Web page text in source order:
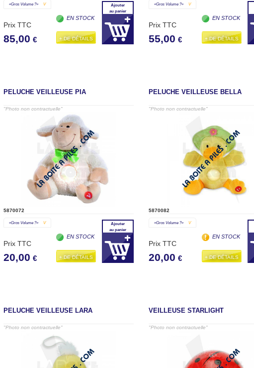
«gros Volume ?» V
Prix TTC
85,00 €
EN STOCK
+ DE DÉTAILS
Ajouter
au panier
«gros Volume ?» V
Prix TTC
55,00 €
EN STOCK
+ DE DÉTAILS
PELUCHE VEILLEUSE PIA
"Photo non contractuelle"
5870072
«gros Volume ?» V
Prix TTC
20,00 €
EN STOCK
+ DE DÉTAILS
Ajouter
au panier
PELUCHE VEILLEUSE BELLA
"Photo non contractuelle"
5870082
«gros Volume ?» V
Prix TTC
20,00 €
EN STOCK
+ DE DÉTAILS
PELUCHE VEILLEUSE LARA
"Photo non contractuelle"
VEILLEUSE STARLIGHT
"Photo non contractuelle"